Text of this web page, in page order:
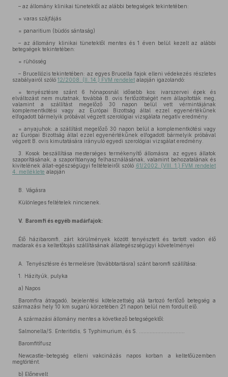
– az állomány klinikai tünetektől az alábbi betegségek tekintetében:
= varas szájfájás
= panaritium (büdös sántaság)
– az állomány klinikai tünetektől mentes és 1 éven belül kezelt az alábbi
betegségek tekintetében:
= rühösség
– Brucellózis tekintetében: az egyes Brucella fajok elleni védekezés részletes
szabályairól szóló 12/2008. (II. 14.) FVM rendelet alapján igazolandó:
= tenyésztésre szánt 6 hónaposnál idősebb kos: ivarszervei épek és
elváltozást nem mutatnak, továbbá B. ovis fertőzöttségét nem állapították meg,
valamint a szállítást megelőző 30 napon belül vett vérmintájának
komplementkötési vagy az Európai Bizottság által ezzel egyenértékűnek
elfogadott bármelyik próbával végzett szerológiai vizsgálata negatív eredmény.
= anyajuhok: a szállítást megelőző 30 napon belül a komplementkötési vagy
az Európai Bizottság által ezzel egyenértékűnek elfogadott bármelyik próbával
végzett B. ovis kimutatására irányuló egyedi szerológiai vizsgálat eredmény.
3. Kosok beszállítása mesterséges termékenyítő állomásra: az egyes állatok
szaporításának, a szaporítóanyag felhasználásának, valamint behozatalának és
kivitelének állat-egészségügyi feltételeiről szóló 61/2002. (VIII. 1.) FVM rendelet
4. melléklete alapján
B. Vágásra
Különleges feltételek nincsenek.
V. Baromfi és egyéb madárfajok:
Élő házibaromfi, zárt körülmények között tenyésztett és tartott vadon élő
madarak és a keltetőtojás szállításának állategészségügyi követelményei
A. Tenyésztésre és termelésre (továbbtartásra) szánt baromfi szállítása:
1. Házityúk, pulyka
a) Napos
Baromfira átragadó, bejelentési kötelezettség alá tartozó fertőző betegség a
származási hely 10 km sugarú körzetében 21 napon belül nem fordult elő.
A származási állomány mentes a következő betegségektől:
Salmonella/S. Enteritidis, S Typhimurium, és S. ..............................
Baromfitífusz
Newcastle-betegség elleni vakcinázás napos korban a keltetőüzemben
megtörtént.
b) Előnevelt